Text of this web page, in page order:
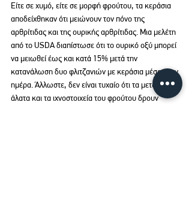
Είτε σε χυμό, είτε σε μορφή φρούτου, τα κεράσια
αποδείχθηκαν ότι μειώνουν τον πόνο της
αρθρίτιδας και της ουρικής αρθρίτιδας. Μια μελέτη
από το USDA διαπίστωσε ότι το ουρικό οξύ μπορεί
να μειωθεί έως και κατά 15% μετά την
κατανάλωση δυο φλιτζανιών με κεράσια μέσα στην
ημέρα. Άλλωστε, δεν είναι τυχαίο ότι τα μεταλλικά
άλατα και τα ιχνοστοιχεία του φρούτου δρουν